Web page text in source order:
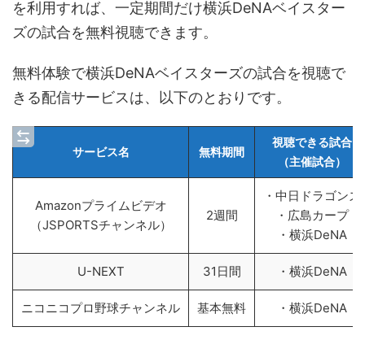
を利用すれば、一定期間だけ横浜DeNAベイスター
ズの試合を無料視聴できます。
無料体験で横浜DeNAベイスターズの試合を視聴で
きる配信サービスは、以下のとおりです。
サービス名 無料期間
視聴できる試合
（主催試合）
Amazonプライムビデオ
（JSPORTSチャンネル）
2週間
・中日ドラゴンズ
・広島カープ
・横浜DeNA
U-NEXT 31日間 ・横浜DeNA
ニコニコプロ野球チャンネル 基本無料 ・横浜DeNA